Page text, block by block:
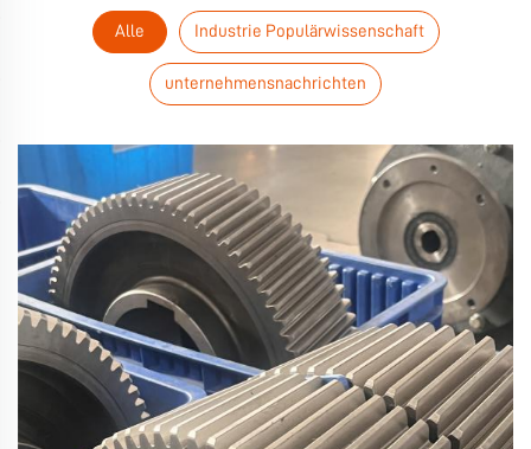
Alle Industrie Populärwissenschaft
unternehmensnachrichten